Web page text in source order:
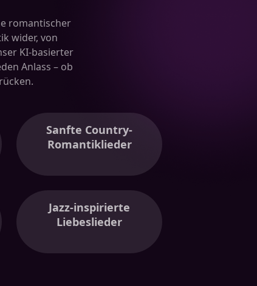
romantischer
wider, von
KI-basierter
Anlass – ob
Sanfte Country-
Romantiklieder
Jazz-inspirierte
Liebeslieder